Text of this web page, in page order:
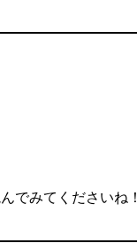
でみてくださいね！